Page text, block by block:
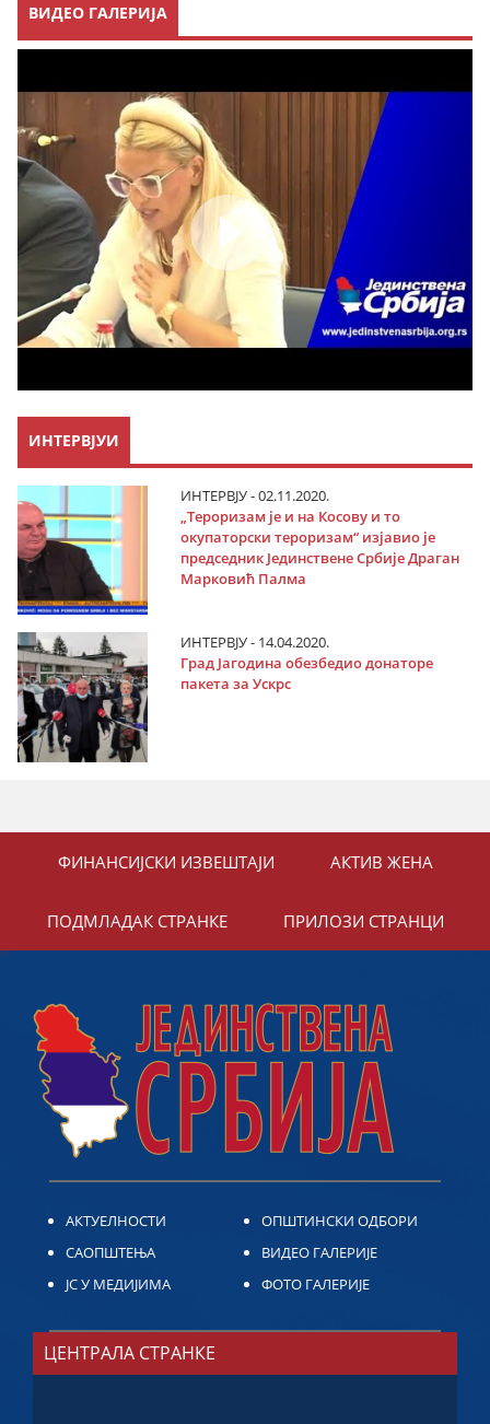
ВИДЕО ГАЛЕРИЈА
ИНТЕРВЈУИ
ИНТЕРВЈУ - 02.11.2020.
„Тероризам је и на Косову и то
окупаторски тероризам“ изјавио је
председник Јединствене Србије Драган
Марковић Палма
ИНТЕРВЈУ - 14.04.2020.
Град Јагодина обезбедио донаторе
пакета за Ускрс
ФИНАНСИЈСКИ ИЗВЕШТАЈИ АКТИВ ЖЕНА
ПОДМЛАДАК СТРАНКЕ ПРИЛОЗИ СТРАНЦИ
АКТУЕЛНОСТИ
САОПШТЕЊА
ЈС У МЕДИЈИМА
ОПШТИНСКИ ОДБОРИ
ВИДЕО ГАЛЕРИЈЕ
ФОТО ГАЛЕРИЈЕ
ЦЕНТРАЛА СТРАНКЕ